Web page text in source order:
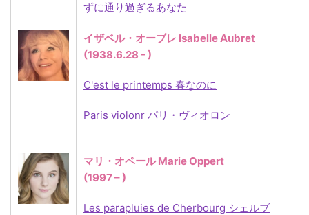
ずに通り過ぎるあなた
イザベル・オーブレ Isabelle Aubret
(1938.6.28 - )
C'est le printemps 春なのに
Paris violonr パリ・ヴィオロン
マリ・オペール Marie Oppert
(1997 – )
Les parapluies de Cherbourg シェルブ